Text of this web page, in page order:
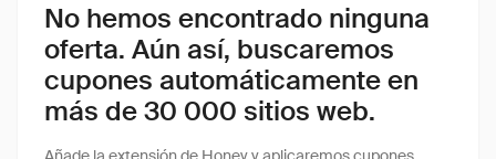
No hemos encontrado ninguna
oferta. Aún así, buscaremos
cupones automáticamente en
más de 30 000 sitios web.